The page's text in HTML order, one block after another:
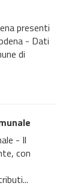
presenti
- Dati
di
- Il
con